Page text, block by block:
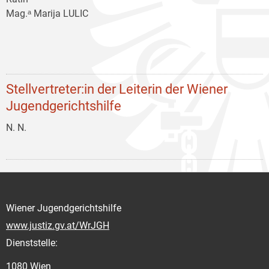
Mag.ᵃ Marija LULIC
Stellvertreter:in der Leiterin der Wiener
Jugendgerichtshilfe
N. N.
Wiener Jugendgerichtshilfe
www.justiz.gv.at/WrJGH
Dienststelle:
1080 Wien